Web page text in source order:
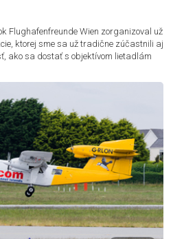
Flughafenfreunde Wien zorganizoval už
ktorej sme sa už tradične zúčastnili aj
ako sa dostať s objektívom lietadlám